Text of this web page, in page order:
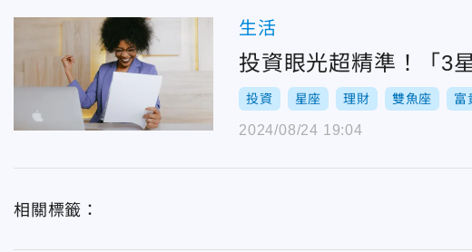
生活
投資眼光超精準！「3
投資 星座 理財 雙魚座 富
2024/08/24 19:04
相關標籤：